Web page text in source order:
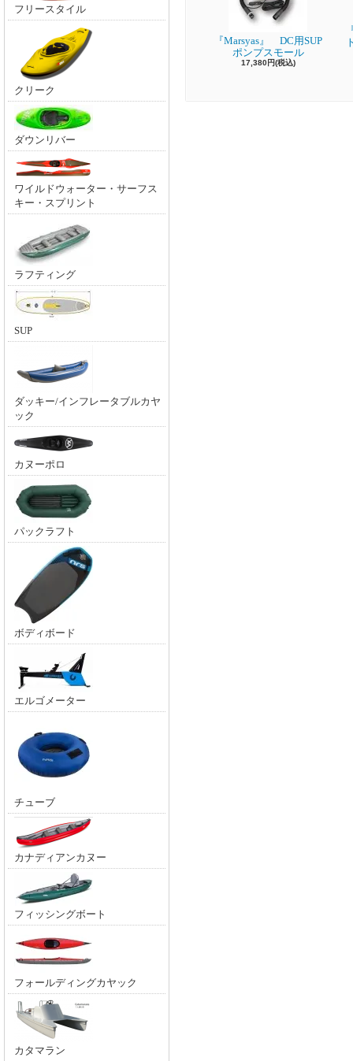
フリースタイル
クリーク
ダウンリバー
ワイルドウォーター・サーフス
キー・スプリント
ラフティング
SUP
ダッキー/インフレータブルカヤ
ック
カヌーポロ
パックラフト
ボディボード
エルゴメーター
チューブ
カナディアンカヌー
フィッシングボート
フォールディングカヤック
カタマラン
『Marsyas』 DC用SUP
ポンプスモール
17,380円(税込)